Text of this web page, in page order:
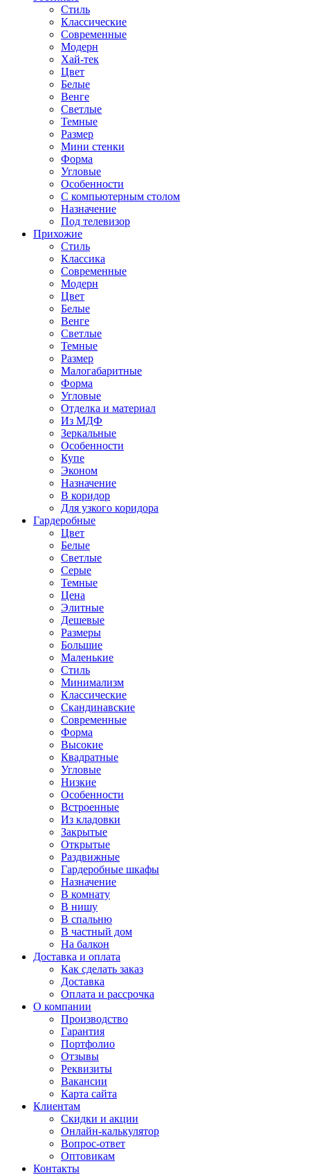
Стиль
Классические
Современные
Модерн
Хай-тек
Цвет
Белые
Венге
Светлые
Темные
Размер
Мини стенки
Форма
Угловые
Особенности
С компьютерным столом
Назначение
Под телевизор
Прихожие
Стиль
Классика
Современные
Модерн
Цвет
Белые
Венге
Светлые
Темные
Размер
Малогабаритные
Форма
Угловые
Отделка и материал
Из МДФ
Зеркальные
Особенности
Купе
Эконом
Назначение
В коридор
Для узкого коридора
Гардеробные
Цвет
Белые
Светлые
Серые
Темные
Цена
Элитные
Дешевые
Размеры
Большие
Маленькие
Стиль
Минимализм
Классические
Скандинавские
Современные
Форма
Высокие
Квадратные
Угловые
Низкие
Особенности
Встроенные
Из кладовки
Закрытые
Открытые
Раздвижные
Гардеробные шкафы
Назначение
В комнату
В нишу
В спальню
В частный дом
На балкон
Доставка и оплата
Как сделать заказ
Доставка
Оплата и рассрочка
О компании
Производство
Гарантия
Портфолио
Отзывы
Реквизиты
Вакансии
Карта сайта
Клиентам
Скидки и акции
Онлайн-калькулятор
Вопрос-ответ
Оптовикам
Контакты